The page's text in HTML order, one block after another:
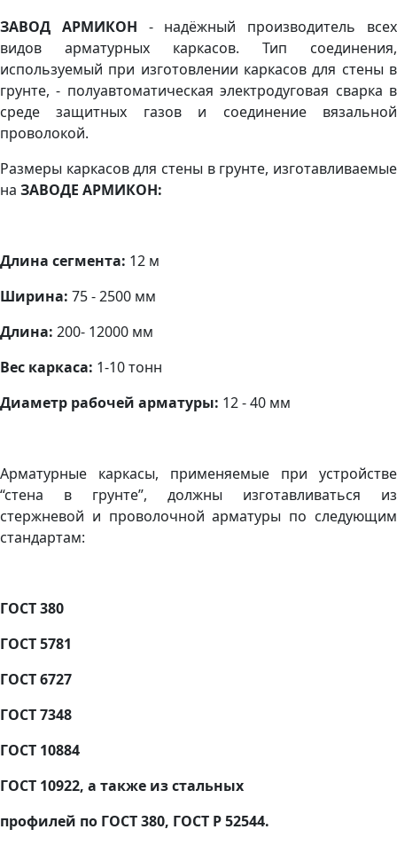
ЗАВОД АРМИКОН - надёжный производитель всех
видов арматурных каркасов. Тип соединения,
используемый при изготовлении каркасов для стены в
грунте, - полуавтоматическая электродуговая сварка в
среде защитных газов и соединение вязальной
проволокой.
Размеры каркасов для стены в грунте, изготавливаемые
на ЗАВОДЕ АРМИКОН:
Длина сегмента: 12 м
Ширина: 75 - 2500 мм
Длина: 200- 12000 мм
Вес каркаса: 1-10 тонн
Диаметр рабочей арматуры: 12 - 40 мм
Арматурные каркасы, применяемые при устройстве
“стена в грунте”, должны изготавливаться из
стержневой и проволочной арматуры по следующим
стандартам:
ГОСТ 380
ГОСТ 5781
ГОСТ 6727
ГОСТ 7348
ГОСТ 10884
ГОСТ 10922, а также из стальных
профилей по ГОСТ 380, ГОСТ Р 52544.